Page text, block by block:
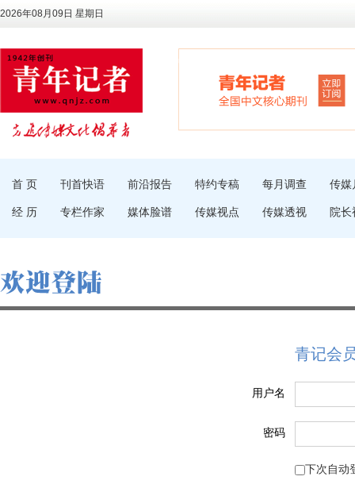
2026年08月09日 星期日
首 页 刊首快语 前沿报告 特约专稿 每月调查 传媒
经 历 专栏作家 媒体脸谱 传媒视点 传媒透视 院长
青记会
用户名
密码
下次自动